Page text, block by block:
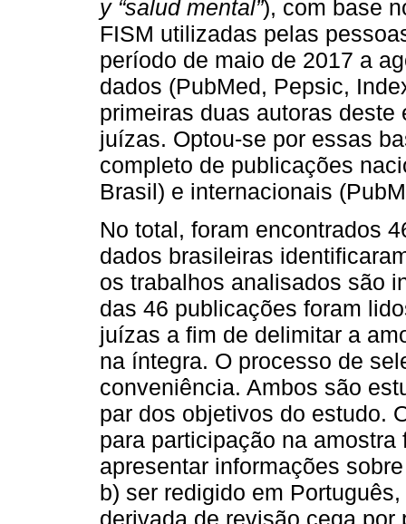
y “salud mental”), com base
FISM utilizadas pelas
período de maio de 2017 a
dados (PubMed, Pepsic,
primeiras duas autoras
juízas. Optou-se por essas
completo de publicações
Brasil) e internacionais
No total, foram encontrados
dados brasileiras
os trabalhos analisados são
das 46 publicações foram
juízas a fim de delimitar a
na íntegra. O processo de
conveniência. Ambos são
par dos objetivos do estudo.
para participação na
apresentar informações
b) ser redigido em
derivada de revisão cega